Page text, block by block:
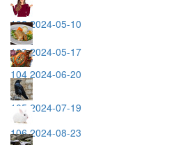
102 2024-05-10
103 2024-05-17
104 2024-06-20
105 2024-07-19
106 2024-08-23